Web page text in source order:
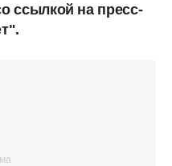
ссылкой на пресс-